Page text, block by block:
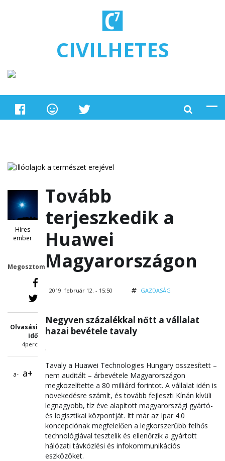
CIVILHETES
Híres
ember
Megosztom
Olvasási
idő
4perc
a- a+
Tovább
terjeszkedik a
Huawei
Magyarországon
2019. február 12. - 15:50 GAZDASÁG
Negyven százalékkal nőtt a vállalat
hazai bevétele tavaly
Tavaly a Huawei Technologies Hungary összesített –
nem auditált – árbevétele Magyarországon
megközelítette a 80 milliárd forintot. A vállalat idén is
növekedésre számít, és tovább fejleszti Kínán kívüli
legnagyobb, tíz éve alapított magyarországi gyártó-
és logisztikai központját. Itt már az Ipar 4.0
koncepciónak megfelelően a legkorszerűbb felhős
technológiával tesztelik és ellenőrzik a gyártott
hálózati távközlési és infokommunikációs
eszközöket.